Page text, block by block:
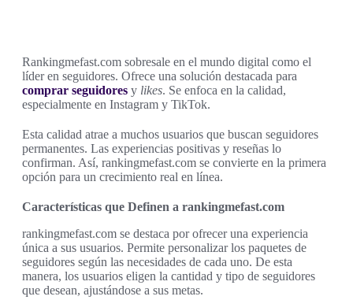
Rankingmefast.com sobresale en el mundo digital como el
líder en seguidores. Ofrece una solución destacada para
comprar seguidores y likes. Se enfoca en la calidad,
especialmente en Instagram y TikTok.
Esta calidad atrae a muchos usuarios que buscan seguidores
permanentes. Las experiencias positivas y reseñas lo
confirman. Así, rankingmefast.com se convierte en la primera
opción para un crecimiento real en línea.
Características que Definen a rankingmefast.com
rankingmefast.com se destaca por ofrecer una experiencia
única a sus usuarios. Permite personalizar los paquetes de
seguidores según las necesidades de cada uno. De esta
manera, los usuarios eligen la cantidad y tipo de seguidores
que desean, ajustándose a sus metas.